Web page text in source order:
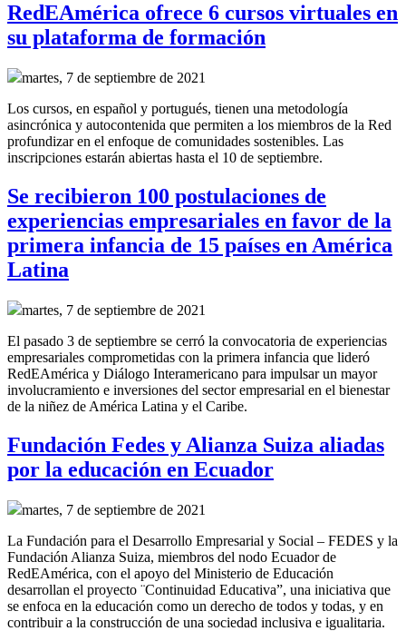
RedEAmérica ofrece 6 cursos virtuales en
su plataforma de formación
martes, 7 de septiembre de 2021
Los cursos, en español y portugués, tienen una metodología
asincrónica y autocontenida que permiten a los miembros de la Red
profundizar en el enfoque de comunidades sostenibles. Las
inscripciones estarán abiertas hasta el 10 de septiembre.
Se recibieron 100 postulaciones de
experiencias empresariales en favor de la
primera infancia de 15 países en América
Latina
martes, 7 de septiembre de 2021
El pasado 3 de septiembre se cerró la convocatoria de experiencias
empresariales comprometidas con la primera infancia que lideró
RedEAmérica y Diálogo Interamericano para impulsar un mayor
involucramiento e inversiones del sector empresarial en el bienestar
de la niñez de América Latina y el Caribe.
Fundación Fedes y Alianza Suiza aliadas
por la educación en Ecuador
martes, 7 de septiembre de 2021
La Fundación para el Desarrollo Empresarial y Social – FEDES y la
Fundación Alianza Suiza, miembros del nodo Ecuador de
RedEAmérica, con el apoyo del Ministerio de Educación
desarrollan el proyecto ¨Continuidad Educativa”, una iniciativa que
se enfoca en la educación como un derecho de todos y todas, y en
contribuir a la construcción de una sociedad inclusiva e igualitaria.